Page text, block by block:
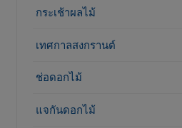
กระเช้าผลไม้
เทศกาลสงกรานต์
ช่อดอกไม้
แจกันดอกไม้